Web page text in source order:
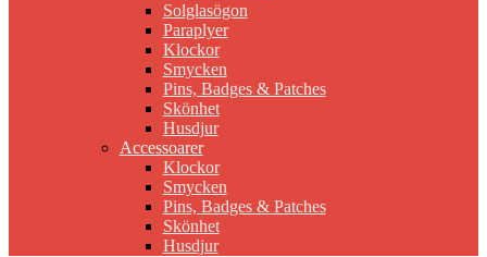
Solglasögon
Paraplyer
Klockor
Smycken
Pins, Badges & Patches
Skönhet
Husdjur
Accessoarer
Klockor
Smycken
Pins, Badges & Patches
Skönhet
Husdjur